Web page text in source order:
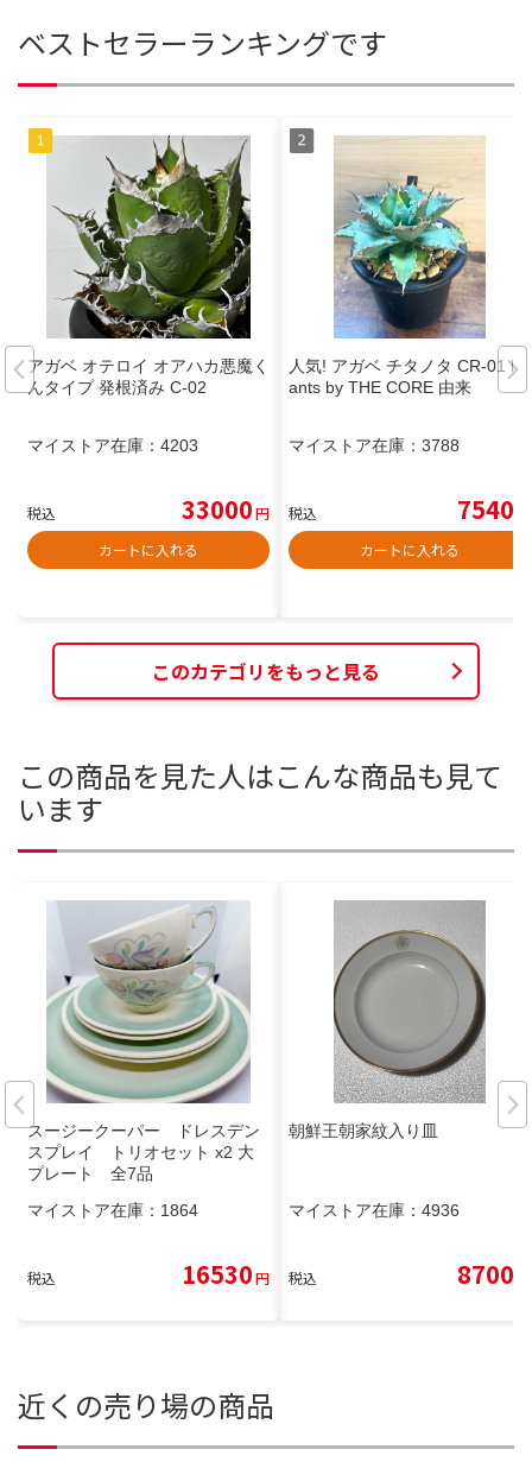
ベストセラーランキングです
アガベ オテロイ オアハカ悪魔く
んタイプ 発根済み C-02
マイストア在庫： 4203
税込 33000円
カートに入れる
人気! アガベ チタノタ CR-01 Pl
ants by THE CORE 由来
マイストア在庫： 3788
税込 7540
カートに入れる
このカテゴリをもっと見る
この商品を見た人はこんな商品も見て
います
スージークーパー ドレスデン
スプレイ トリオセット x2 大
プレート 全7品
マイストア在庫： 1864
税込 16530円
朝鮮王朝家紋入り皿
マイストア在庫： 4936
税込 8700
近くの売り場の商品